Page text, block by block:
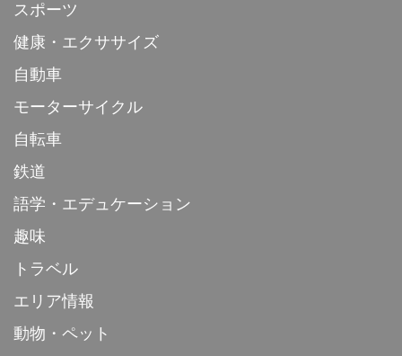
スポーツ
健康・エクササイズ
自動車
モーターサイクル
自転車
鉄道
語学・エデュケーション
趣味
トラベル
エリア情報
動物・ペット